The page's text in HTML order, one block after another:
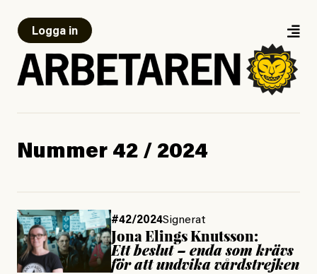
Logga in
Nummer 42 / 2024
#42/2024Signerat
Jona Elings Knutsson:
Ett beslut – enda som krävs
för att undvika vårdstrejken